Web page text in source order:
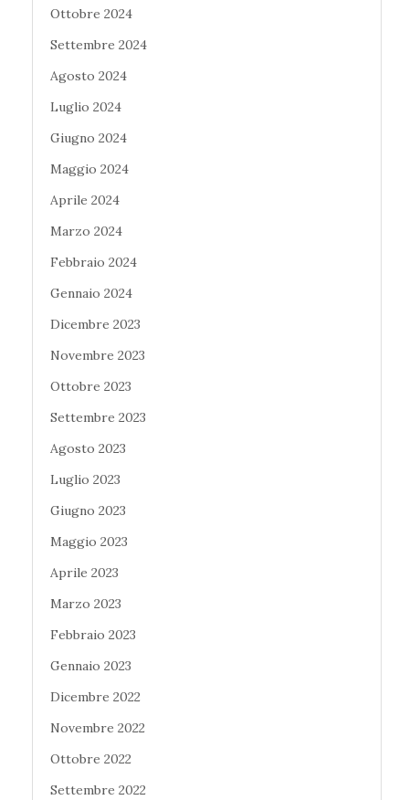
Ottobre 2024
Settembre 2024
Agosto 2024
Luglio 2024
Giugno 2024
Maggio 2024
Aprile 2024
Marzo 2024
Febbraio 2024
Gennaio 2024
Dicembre 2023
Novembre 2023
Ottobre 2023
Settembre 2023
Agosto 2023
Luglio 2023
Giugno 2023
Maggio 2023
Aprile 2023
Marzo 2023
Febbraio 2023
Gennaio 2023
Dicembre 2022
Novembre 2022
Ottobre 2022
Settembre 2022